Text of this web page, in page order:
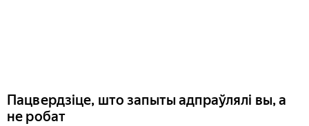
Пацвердзіце, што запыты адпраўлялі вы, а
не робат